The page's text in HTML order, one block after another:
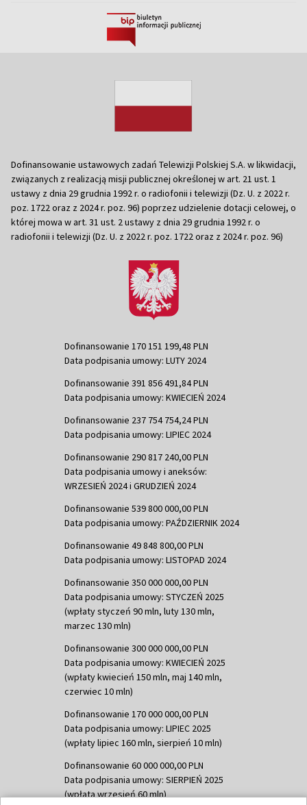
Dofinansowanie ustawowych zadań Telewizji Polskiej S.A. w likwidacji,
związanych z realizacją misji publicznej określonej w art. 21 ust. 1
ustawy z dnia 29 grudnia 1992 r. o radiofonii i telewizji (Dz. U. z 2022 r.
poz. 1722 oraz z 2024 r. poz. 96) poprzez udzielenie dotacji celowej, o
której mowa w art. 31 ust. 2 ustawy z dnia 29 grudnia 1992 r. o
radiofonii i telewizji (Dz. U. z 2022 r. poz. 1722 oraz z 2024 r. poz. 96)
Dofinansowanie 170 151 199,48 PLN
Data podpisania umowy: LUTY 2024
Dofinansowanie 391 856 491,84 PLN
Data podpisania umowy: KWIECIEŃ 2024
Dofinansowanie 237 754 754,24 PLN
Data podpisania umowy: LIPIEC 2024
Dofinansowanie 290 817 240,00 PLN
Data podpisania umowy i aneksów:
WRZESIEŃ 2024 i GRUDZIEŃ 2024
Dofinansowanie 539 800 000,00 PLN
Data podpisania umowy: PAŹDZIERNIK 2024
Dofinansowanie 49 848 800,00 PLN
Data podpisania umowy: LISTOPAD 2024
Dofinansowanie 350 000 000,00 PLN
Data podpisania umowy: STYCZEŃ 2025
(wpłaty styczeń 90 mln, luty 130 mln,
marzec 130 mln)
Dofinansowanie 300 000 000,00 PLN
Data podpisania umowy: KWIECIEŃ 2025
(wpłaty kwiecień 150 mln, maj 140 mln,
czerwiec 10 mln)
Dofinansowanie 170 000 000,00 PLN
Data podpisania umowy: LIPIEC 2025
(wpłaty lipiec 160 mln, sierpień 10 mln)
Dofinansowanie 60 000 000,00 PLN
Data podpisania umowy: SIERPIEŃ 2025
(wpłata wrzesień 60 mln)